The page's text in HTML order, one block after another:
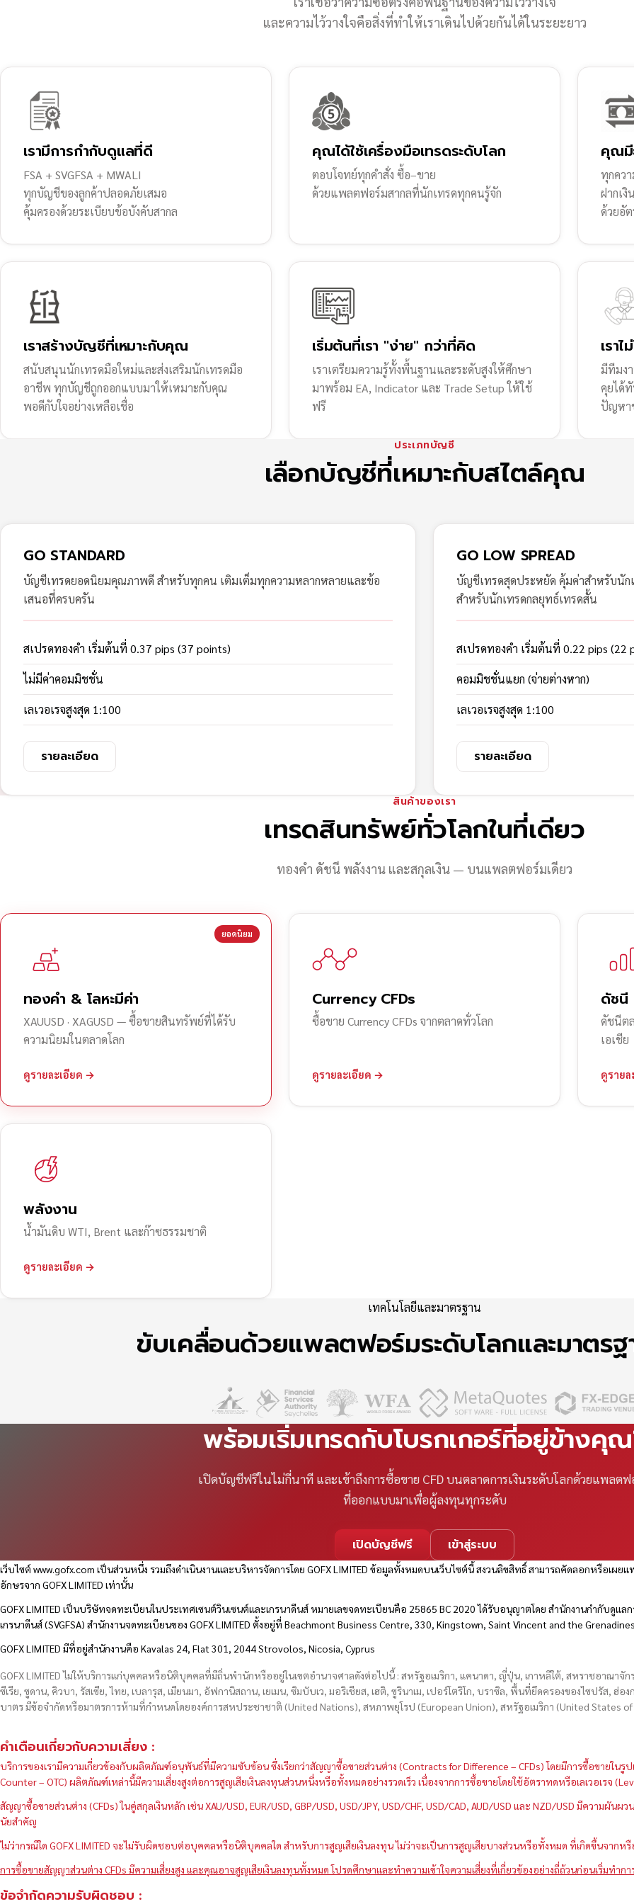
และความไว้วางใจคือสิ่งที่ทำให้เราเดินไปด้วยกันได้ในระยะยาว
เรามีการกำกับดูแลที่ดี
FSA + SVGFSA + MWALI
ทุกบัญชีของลูกค้าปลอดภัยเสมอ
คุ้มครองด้วยระเบียบข้อบังคับสากล
คุณได้ใช้เครื่องมือเทรดระดับโลก
ตอบโจทย์ทุกคำสั่ง ซื้อ–ขาย
ด้วยแพลตฟอร์มสากลที่นักเทรดทุกคนรู้จัก
คุณมี
ทุกควา
ฝากเงิ
ด้วยอั
เราสร้างบัญชีที่เหมาะกับคุณ
สนับสนุนนักเทรดมือใหม่และส่งเสริมนักเทรดมือ
อาชีพ ทุกบัญชีถูกออกแบบมาให้เหมาะกับคุณ
พอดีกับใจอย่างเหลือเชื่อ
เริ่มต้นที่เรา "ง่าย" กว่าที่คิด
เราเตรียมความรู้ทั้งพื้นฐานและระดับสูงให้ศึกษา
มาพร้อม EA, Indicator และ Trade Setup ให้ใช้
ฟรี
เรา
มีทีมง
คุยได้
ปัญหา
ประเภทบัญชี
เลือกบัญชีที่เหมาะกับสไตล์คุณ
GO STANDARD
บัญชีเทรดยอดนิยมคุณภาพดี สำหรับทุกคน เติมเต็มทุกความหลากหลายและข้อ
เสนอที่ครบครัน
สเปรดทองคำ เริ่มต้นที่ 0.37 pips (37 points)
ไม่มีค่าคอมมิชชั่น
เลเวอเรจสูงสุด 1:100
รายละเอียด
GO LOW SPREAD
บัญชีเทรดสุดประหยัด คุ้มค่าสำหรับนัก
สำหรับนักเทรดกลยุทธ์เทรดสั้น
สเปรดทองคำ เริ่มต้นที่ 0.22 pips (22
คอมมิชชั่นแยก (จ่ายต่างหาก)
เลเวอเรจสูงสุด 1:100
รายละเอียด
สินค้าของเรา
เทรดสินทรัพย์ทั่วโลกในที่เดียว
ทองคำ ดัชนี พลังงาน และสกุลเงิน — บนแพลตฟอร์มเดียว
ยอดนิยม
ทองคำ & โลหะมีค่า
XAUUSD · XAGUSD — ซื้อขายสินทรัพย์ที่ได้รับ
ความนิยมในตลาดโลก
ดูรายละเอียด →
Currency CFDs
ซื้อขาย Currency CFDs จากตลาดทั่วโลก
ดูรายละเอียด →
ดัชนี
ดัชนีต
เอเชีย
ดูราย
พลังงาน
น้ำมันดิบ WTI, Brent และก๊าซธรรมชาติ
ดูรายละเอียด →
เทคโนโลยีและมาตรฐาน
ขับเคลื่อนด้วยแพลตฟอร์มระดับโลกและมาตรฐ
พร้อมเริ่มเทรดกับโบรกเกอร์ที่อยู่ข้างคุ
เปิดบัญชีฟรีในไม่กี่นาที และเข้าถึงการซื้อขาย CFD บนตลาดการเงินระดับโลกด้วยแพลตฟ
ที่ออกแบบมาเพื่อผู้ลงทุนทุกระดับ
เปิดบัญชีฟรี เข้าสู่ระบบ
เว็บไซต์www.gofx.com เป็นส่วนหนึ่ง รวมถึงดำเนินงานและบริหารจัดการโดย GOFX LIMITED ข้อมูลทั้งหมดบนเว็บไซต์นี้ สงวนลิขสิทธิ์ สามารถคัดลอกหรือเผ
อักษรจาก GOFX LIMITED เท่านั้น
GOFX LIMITED เป็นบริษัทจดทะเบียนในประเทศเซนต์วินเซนต์และเกรนาดีนส์ หมายเลขจดทะเบียนคือ 25865 BC 2020 ได้รับอนุญาตโดย สำนักงานกำกับดูแล
เกรนาดีนส์ (SVGFSA) สำนักงานจดทะเบียนของ GOFX LIMITED ตั้งอยู่ที่ Beachmont Business Centre, 330, Kingstown, Saint Vincent and the Grenadines
GOFX LIMITED มีที่อยู่สำนักงานคือ Kavalas 24, Flat 301, 2044 Strovolos, Nicosia, Cyprus
GOFX LIMITED ไม่ให้บริการแก่บุคคลหรือนิติบุคคลที่มีถิ่นพำนักหรืออยู่ในเขตอำนาจศาลดังต่อไปนี้ : สหรัฐอเมริกา, แคนาดา, ญี่ปุ่น, เกาหลีใต้, สหราชอาณาจั
ซีเรีย, ซูดาน, คิวบา, รัสเซีย, ไทย, เบลารุส, เมียนมา, อัฟกานิสถาน, เยเมน, ซิมบับเว, มอริเชียส, เฮติ, ซูรินาเม, เปอร์โตริโก, บราซิล, พื้นที่ยึดครองของไซปรัส, ฮ่อ
บาตร มีข้อจำกัดหรือมาตรการห้ามที่กำหนดโดยองค์การสหประชาชาติ (United Nations), สหภาพยุโรป (European Union), สหรัฐอเมริกา (United States
คำเตือนเกี่ยวกับความเสี่ยง :
บริการของเรามีความเกี่ยวข้องกับผลิตภัณฑ์อนุพันธ์ที่มีความซับซ้อน ซึ่งเรียกว่าสัญญาซื้อขายส่วนต่าง (Contracts for Difference – CFDs) โดยมีการซื้อขายใ
Counter – OTC) ผลิตภัณฑ์เหล่านี้มีความเสี่ยงสูงต่อการสูญเสียเงินลงทุนส่วนหนึ่งหรือทั้งหมดอย่างรวดเร็ว เนื่องจากการซื้อขายโดยใช้อัตราทดหรือเลเวอเรจ
สัญญาซื้อขายส่วนต่าง (CFDs) ในคู่สกุลเงินหลัก เช่น XAU/USD, EUR/USD, GBP/USD, USD/JPY, USD/CHF, USD/CAD, AUD/USD และ NZD/USD มีความผัน
นัยสำคัญ
ไม่ว่ากรณีใด GOFX LIMITED จะไม่รับผิดชอบต่อบุคคลหรือนิติบุคคลใด สำหรับการสูญเสียเงินลงทุน ไม่ว่าจะเป็นการสูญเสียบางส่วนหรือทั้งหมด ที่เกิดขึ้นจากหรื
การซื้อขายสัญญาส่วนต่าง CFDs มีความเสี่ยงสูง และคุณอาจสูญเสียเงินลงทุนทั้งหมด โปรดศึกษาและทำความเข้าใจความเสี่ยงที่เกี่ยวข้องอย่างถี่ถ้วนก่อนเริ่มทำกา
ข้อจำกัดความรับผิดชอบ :